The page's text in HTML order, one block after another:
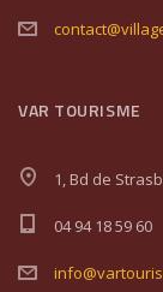
VAR TOURISME
1, Bd de
04 94 18 59 60